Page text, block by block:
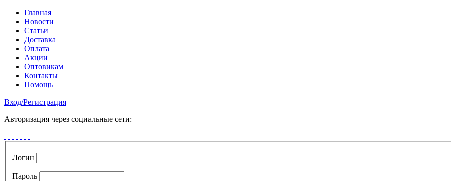
Главная
Новости
Статьи
Доставка
Оплата
Акции
Оптовикам
Контакты
Помощь
Вход/Регистрация
Авторизация через социальные сети:
Логин
Пароль